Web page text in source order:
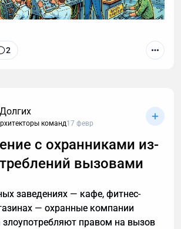
не возникает автоматически из
и точек усиления. Разбираем, как
легла в основу системного
и почему движение нельзя
не понятны ключевые параметры
2
команд17 февр
с охранниками из-
вызовами
заведениях — кафе, фитнес-
— охранные компании
правом на вызов